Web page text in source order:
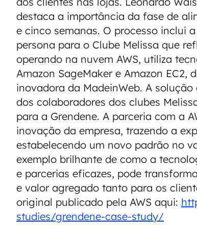
destaca a importância da fase de
e cinco semanas. O processo inclui
persona para o Clube Melissa que
operando na nuvem AWS, utiliza
Amazon SageMaker e Amazon
inovadora da MadeinWeb. A
dos colaboradores dos clubes
para a Grendene. A parceria com a
inovação da empresa, trazendo a
estabelecendo um novo padrão no
exemplo brilhante de como a
e parcerias eficazes, pode
e valor agregado tanto para os
original publicado pela AWS aqui:
studies/grendene-case-study/